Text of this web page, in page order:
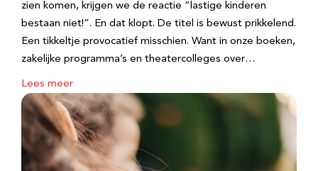
zien komen, krijgen we de reactie “lastige kinderen
bestaan niet!”. En dat klopt. De titel is bewust prikkelend.
Een tikkeltje provocatief misschien. Want in onze boeken,
zakelijke programma’s en theatercolleges over…
Lees meer